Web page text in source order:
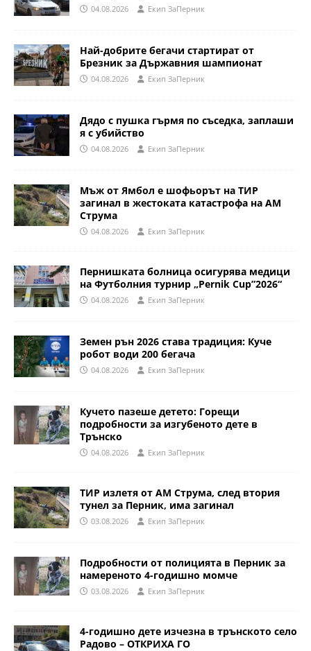
04.08.2026 Eкип ЗаПерник
Най-добрите бегачи стартират от
Брезник за Държавния шампионат
04.08.2026 Eкип ЗаПерник
Дядо с пушка гърмя по съседка, заплаши
я с убийство
04.08.2026 Eкип ЗаПерник
Мъж от Ямбол е шофьорът на ТИР
загинал в жестоката катастрофа на АМ
Струма
04.08.2026 Eкип ЗаПерник
Пернишката болница осигурява медици
на Футболния турнир „Pernik Cup”2026“
04.08.2026 Eкип ЗаПерник
Земен рън 2026 става традиция: Куче
робот води 200 бегача
04.08.2026 Eкип ЗаПерник
Кучето пазеше детето: Горещи
подробности за изгубеното дете в
Трънско
04.08.2026 Eкип ЗаПерник
ТИР излетя от АМ Струма, след втория
тунел за Перник, има загинал
03.08.2026 Eкип ЗаПерник
Подробности от полицията в Перник за
намереното 4-годишно момче
03.08.2026 Eкип ЗаПерник
4-годишно дете изчезна в трънското село
Радово – ОТКРИХА ГО